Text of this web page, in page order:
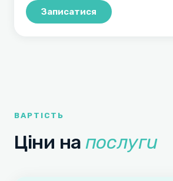
Записатися
ВАРТІСТЬ
Ціни на послуги